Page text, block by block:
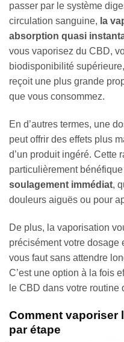
passer par le système
circulation sanguine, la
absorption quasi
vous vaporisez du CBD,
biodisponibilité
reçoit une plus grande
que vous consommez.
En d’autres termes, une
peut offrir des effets plus
d’un produit ingéré. Cette
particulièrement
soulagement immédiat,
douleurs aiguës ou pour
De plus, la vaporisation
précisément votre dosage
vous faut sans attendre
C’est une option à la fois
le CBD dans votre routine
Comment vaporiser
par étape